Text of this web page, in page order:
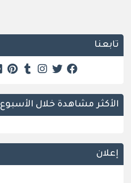
تابعنا
الأكثر مشاهدة خلال الأسبوع
إعلان